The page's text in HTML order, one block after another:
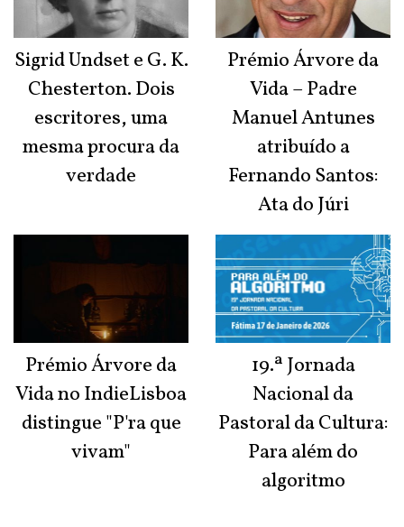
Sigrid Undset e G. K.
Chesterton. Dois
escritores, uma
mesma procura da
verdade
Prémio Árvore da
Vida no IndieLisboa
distingue "P'ra que
vivam"
Prémio Árvore da
Vida – Padre
Manuel Antunes
atribuído a
Fernando Santos:
Ata do Júri
19.ª Jornada
Nacional da
Pastoral da Cultura:
Para além do
algoritmo